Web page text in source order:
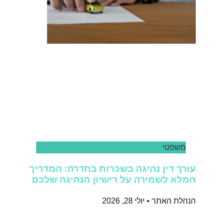
משפטי
עורך דין נהיגה בשכרות בחדרה: המדריך
המלא לשמירה על רישיון הנהיגה שלכם
הנהלת האתר יולי 28, 2026